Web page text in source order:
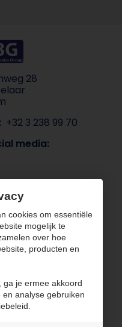
28
+32 3 238 99 70
media:
Onze merken
Contact
partners
cookies om essentiële
mogelijk te
over hoe
producten en
ga je ermee akkoord
analyse gebruiken